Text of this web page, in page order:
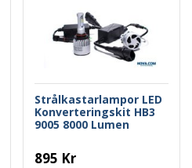
Strålkastarlampor LED
Konverteringskit HB3
9005 8000 Lumen
895 Kr